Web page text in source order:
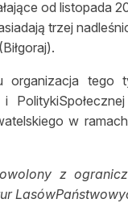
od listopada
trzej
tego
w
z